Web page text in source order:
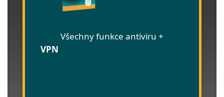
Všechny funkce antiviru +
VPN